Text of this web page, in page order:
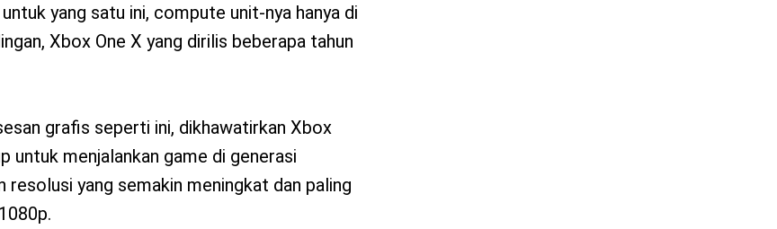
yang satu ini, compute unit-nya hanya di
Xbox One X yang dirilis beberapa tahun
grafis seperti ini, dikhawatirkan Xbox
untuk menjalankan game di generasi
resolusi yang semakin meningkat dan paling